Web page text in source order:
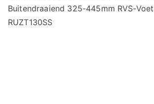
Buitendraaiend 325-445mm RVS-
RUZT130SS